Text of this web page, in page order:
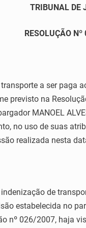
TRIBUNAL DE
RESOLUÇÃO
a ser paga
previsto na
MANOEL
no uso de suas
realizada nesta
de
estabelecida no
nº 026/2007, haja